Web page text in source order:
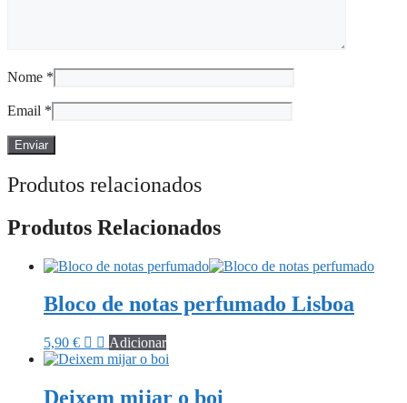
Nome *
Email *
Produtos relacionados
Produtos Relacionados
Bloco de notas perfumado Lisboa
5,90 € Adicionar
Deixem mijar o boi